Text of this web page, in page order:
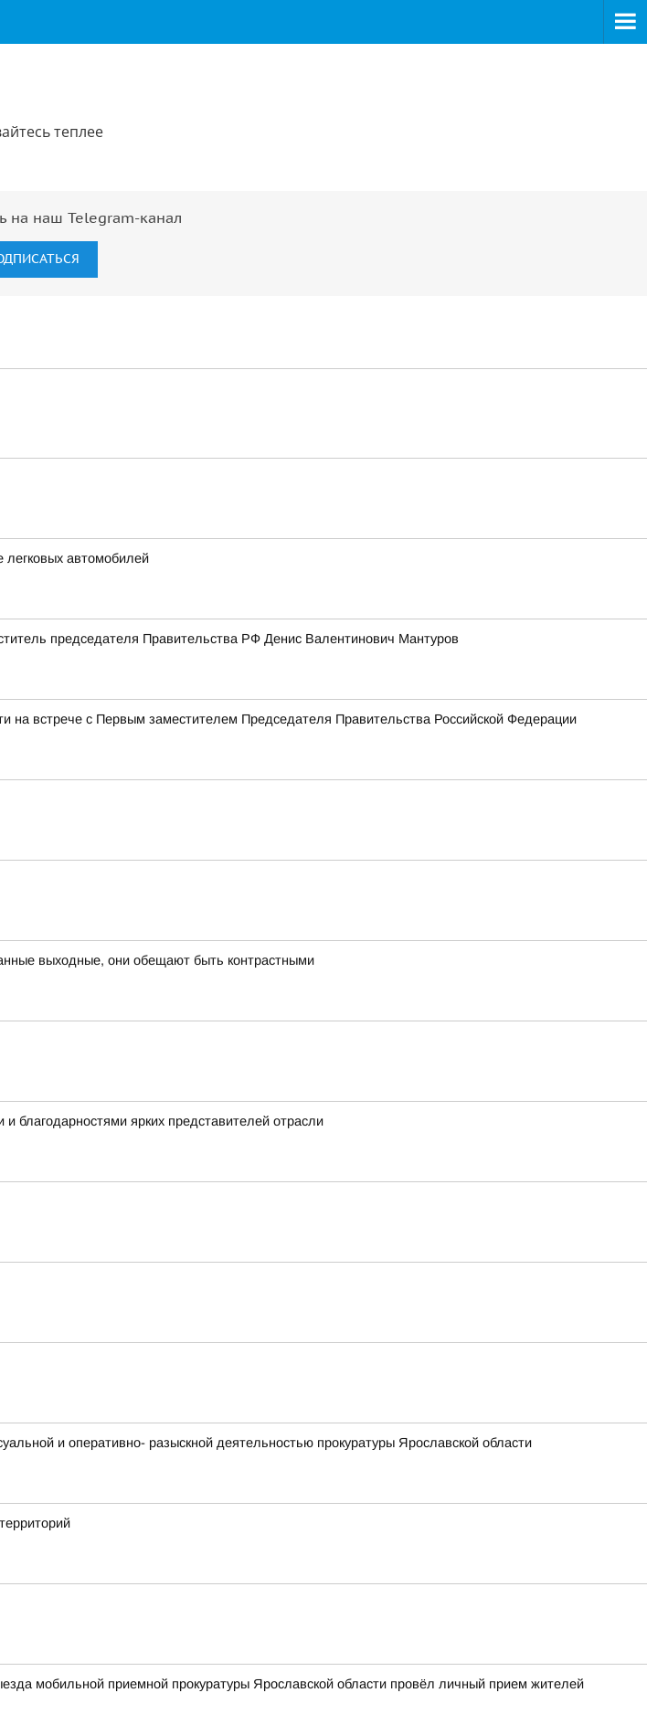
теплее
на наш Telegram-канал
автомобилей
председателя Правительства РФ Денис Валентинович Мантуров
на встрече с Первым заместителем Председателя Правительства Российской Федерации
выходные, они обещают быть контрастными
благодарностями ярких представителей отрасли
и оперативно- разыскной деятельностью прокуратуры Ярославской области
мобильной приемной прокуратуры Ярославской области провёл личный прием жителей